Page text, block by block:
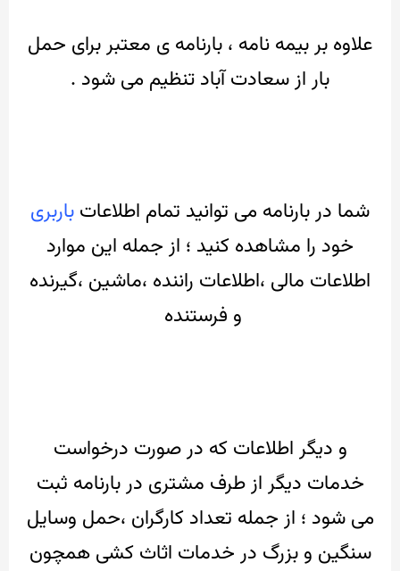
علاوه بر بیمه نامه ، بارنامه ی معتبر برای حمل
بار از سعادت آباد تنظیم می شود .
شما در بارنامه می توانید تمام اطلاعات باربری
خود را مشاهده کنید ؛ از جمله این موارد
اطلاعات مالی ،اطلاعات راننده ،ماشین ،گیرنده
و فرستنده
و دیگر اطلاعات که در صورت درخواست
خدمات دیگر از طرف مشتری در بارنامه ثبت
می شود ؛ از جمله تعداد کارگران ،حمل وسایل
سنگین و بزرگ در خدمات اثاث کشیهمچون